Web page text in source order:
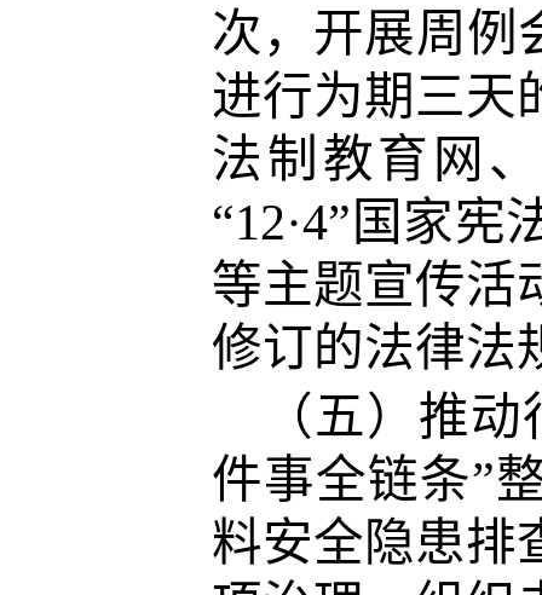
次，开展周例
进行为期三天
法制教育网
“12·4”国家
等主题宣传活
修订的法律法
（五）推
件事全链条”
料安全隐患排